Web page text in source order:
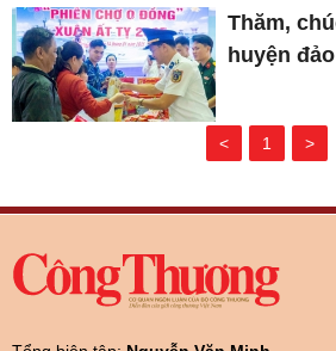
Thăm,
huyện
< 1 >